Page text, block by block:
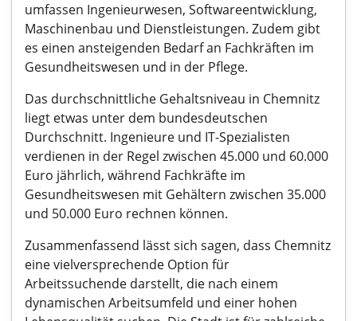
umfassen Ingenieurwesen, Softwareentwicklung,
Maschinenbau und Dienstleistungen. Zudem gibt
es einen ansteigenden Bedarf an Fachkräften im
Gesundheitswesen und in der Pflege.
Das durchschnittliche Gehaltsniveau in Chemnitz
liegt etwas unter dem bundesdeutschen
Durchschnitt. Ingenieure und IT-Spezialisten
verdienen in der Regel zwischen 45.000 und 60.000
Euro jährlich, während Fachkräfte im
Gesundheitswesen mit Gehältern zwischen 35.000
und 50.000 Euro rechnen können.
Zusammenfassend lässt sich sagen, dass Chemnitz
eine vielversprechende Option für
Arbeitssuchende darstellt, die nach einem
dynamischen Arbeitsumfeld und einer hohen